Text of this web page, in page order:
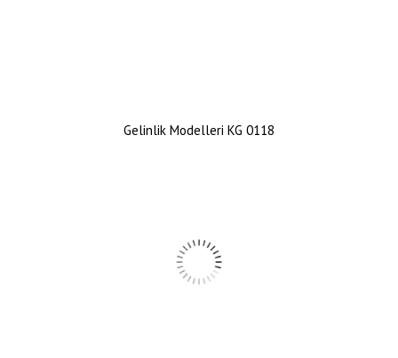
Gelinlik Modelleri KG 0118